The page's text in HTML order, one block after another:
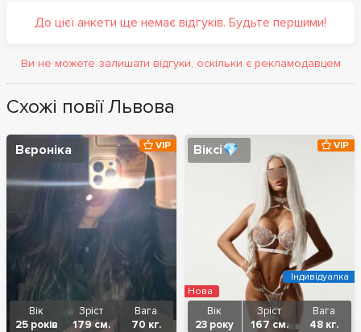
До цієї анкети ще немає відгуків. Будьте першими!
Ви не можете залишати відгуки, оскільки є рекламодавцем
Схожі повії Львова
Вєроніка
Вік
25 років
Зріст
179 см.
Вага
70 кг.
VIP Віксі💎
Вік
23 року
Зріст
167 см.
Вага
48 кг.
VIP
Нова
Індивідуалка